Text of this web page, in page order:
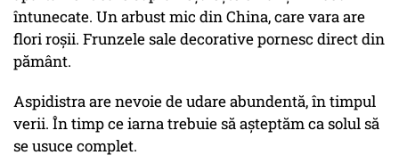
întunecate. Un arbust mic din China, care vara are
flori roșii. Frunzele sale decorative pornesc direct din
pământ.
Aspidistra are nevoie de udare abundentă, în timpul
verii. În timp ce iarna trebuie să așteptăm ca solul să
se usuce complet.